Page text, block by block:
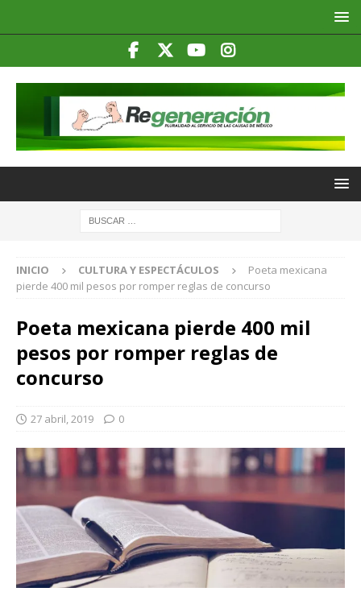
INICIO CULTURA Y ESPECTÁCULOS
Poeta mexicana
pierde 400 mil pesos por romper reglas de concurso
Poeta mexicana pierde 400 mil
pesos por romper reglas de
concurso
27 abril, 2019 0